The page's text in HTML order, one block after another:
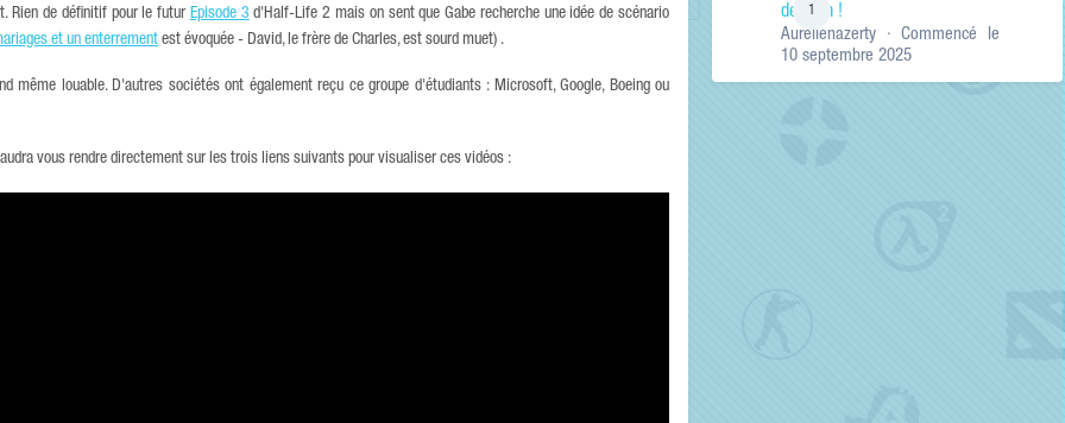
Rien de définitif pour le futur Episode 3 d'Half-Life 2 mais on sent que Gabe recherche une idée de scénario
et un enterrement est évoquée - David, le frère de Charles, est sourd muet) .
même louable. D'autres sociétés ont également reçu ce groupe d'étudiants : Microsoft, Google, Boeing ou
vous rendre directement sur les trois liens suivants pour visualiser ces vidéos :
1
de Lyon !
Aurelienazerty · Commencé le
10 septembre 2025